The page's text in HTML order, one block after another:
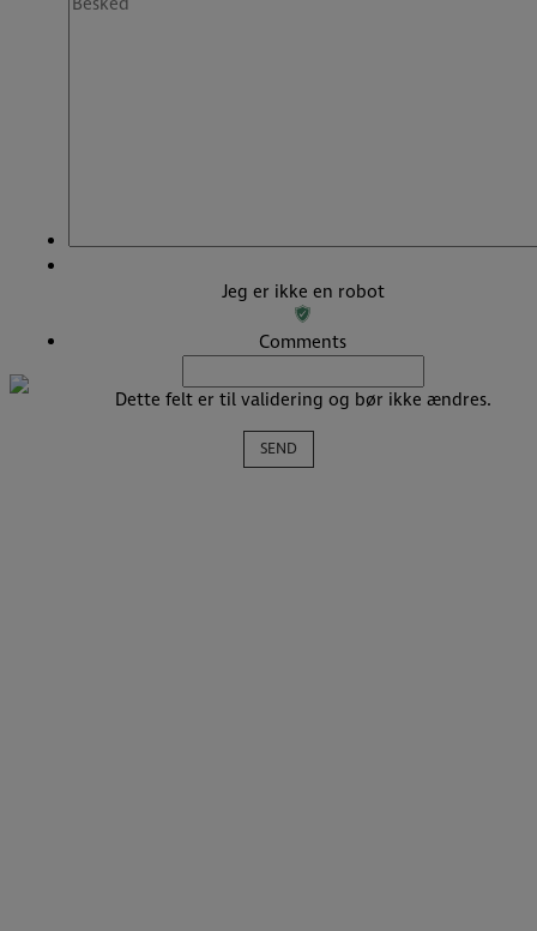
Jeg er ikke en robot
Comments
Dette felt er til validering og bør ikke ændres.